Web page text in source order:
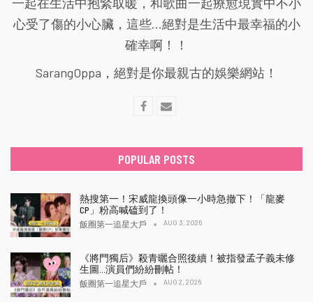
心受了傷的小心臟，這些...絕對是生活中最幸福的小
確幸啊！！
SarangOppa，絕對是你最親古的娛樂網站！
POPULAR POSTS
熱搜第一！宋威龍換頭像一小時急撤下！「龍麥
CP」粉高喊磕到了！
飯圈第一追星大戶 AUG 3, 2026
《將門獨后》殺青曬合照後續！被指發孟子義未修
生圖…演員們紛紛刪帖！
飯圈第一追星大戶 AUG 2, 2026